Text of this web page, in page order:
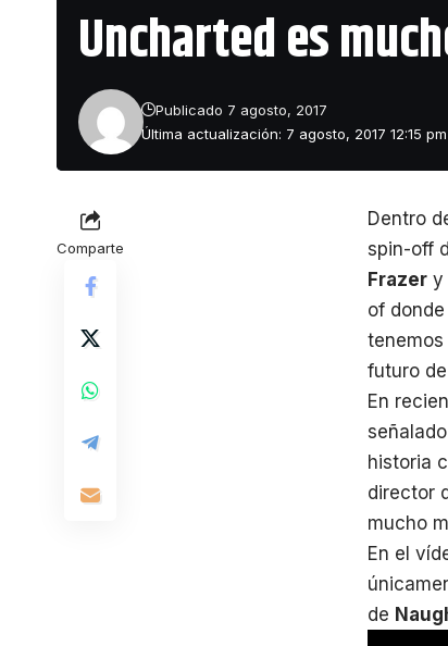
Uncharted es
Última actualización: 7 agosto, 2017 12:15 pm
Publicado 7 agosto, 2017
Comparte
Dentro
spin-off
Frazer y
of
futuro
En
historia
director
mucho
En el
de